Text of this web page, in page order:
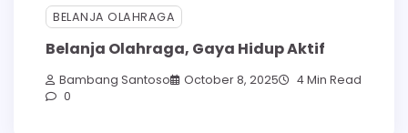
BELANJA OLAHRAGA
Belanja Olahraga, Gaya Hidup Aktif
Bambang Santoso October 8, 2025
4 Min Read
0